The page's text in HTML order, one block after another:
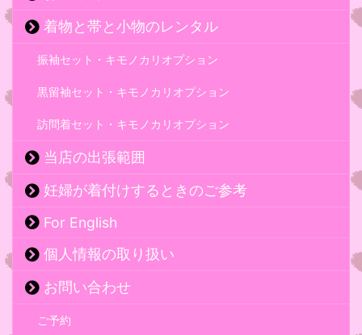
着物と帯と小物のレンタル
振袖セット・キモノカリオプション
黒留袖セット・キモノカリオプション
訪問着セット・キモノカリオプション
当店の出張範囲
妊婦が着付けするときのご参考
For English
個人情報の取り扱い
お問い合わせ
ご予約